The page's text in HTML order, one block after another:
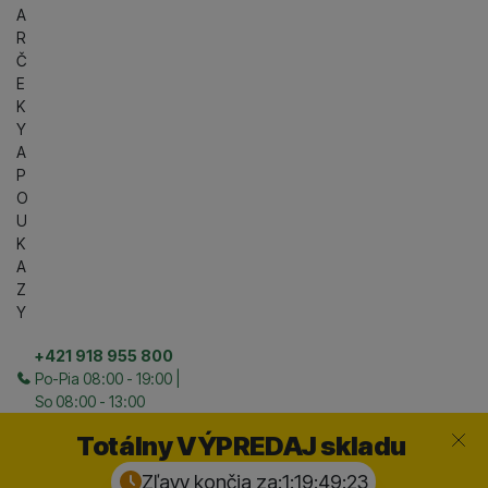
A
R
Č
E
K
Y
A
P
O
U
K
A
Z
Y
+421 918 955 800
Po-Pia 08:00 - 19:00 |
So 08:00 - 13:00
Totálny VÝPREDAJ skladu
Zľavy končia za:1:19:49:22
Zavrieť